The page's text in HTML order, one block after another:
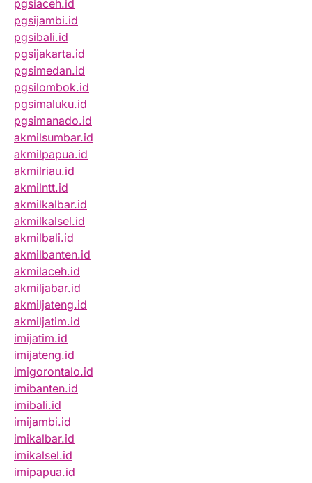
pgsiaceh.id
pgsijambi.id
pgsibali.id
pgsijakarta.id
pgsimedan.id
pgsilombok.id
pgsimaluku.id
pgsimanado.id
akmilsumbar.id
akmilpapua.id
akmilriau.id
akmilntt.id
akmilkalbar.id
akmilkalsel.id
akmilbali.id
akmilbanten.id
akmilaceh.id
akmiljabar.id
akmiljateng.id
akmiljatim.id
imijatim.id
imijateng.id
imigorontalo.id
imibanten.id
imibali.id
imijambi.id
imikalbar.id
imikalsel.id
imipapua.id